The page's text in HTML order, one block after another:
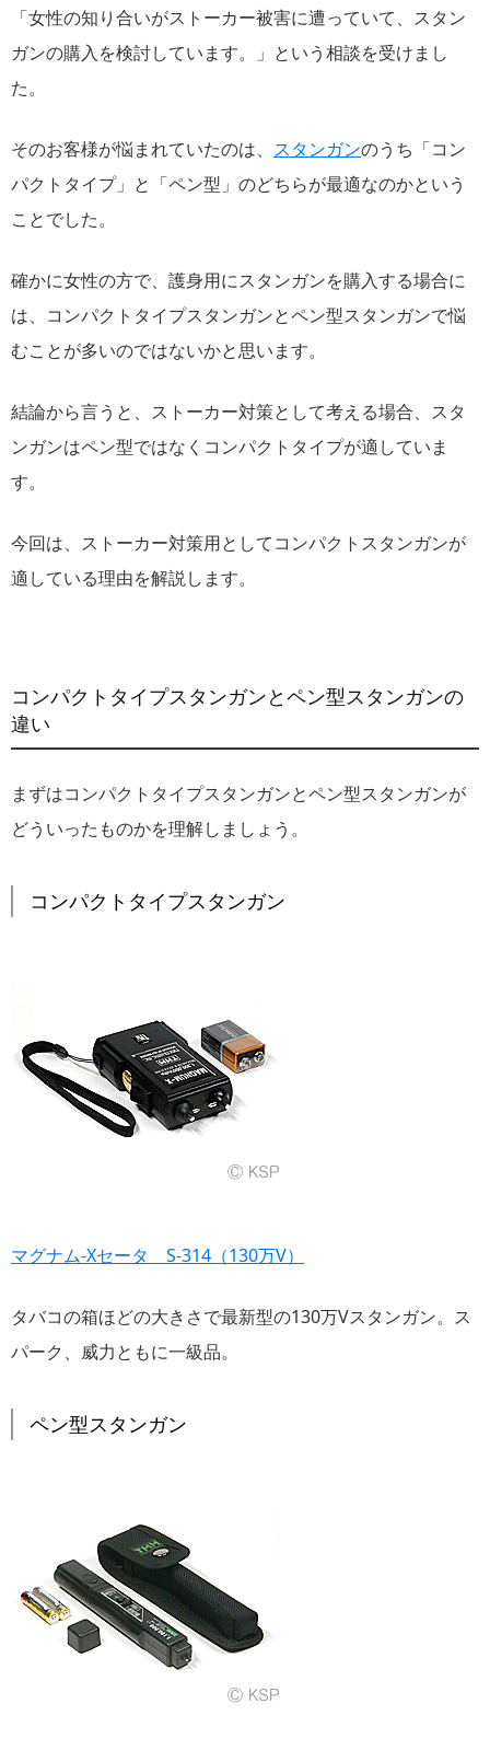
「女性の知り合いがストーカー被害に遭っていて、スタン
ガンの購入を検討しています。」という相談を受けまし
た。
そのお客様が悩まれていたのは、 スタンガンのうち「コン
パクトタイプ」と「ペン型」のどちらが最適なのかという
ことでした。
確かに女性の方で、護身用にスタンガンを購入する場合に
は、コンパクトタイプスタンガンとペン型スタンガンで悩
むことが多いのではないかと思います。
結論から言うと、ストーカー対策として考える場合、スタ
ンガンはペン型ではなくコンパクトタイプが適していま
す。
今回は、ストーカー対策用としてコンパクトスタンガンが
適している理由を解説します。
コンパクトタイプスタンガンとペン型スタンガンの
違い
まずはコンパクトタイプスタンガンとペン型スタンガンが
どういったものかを理解しましょう。
コンパクトタイプスタンガン
マグナム-Xセータ S-314（130万V）
タバコの箱ほどの大きさで最新型の130万Vスタンガン。ス
パーク、威力ともに一級品。
ペン型スタンガン